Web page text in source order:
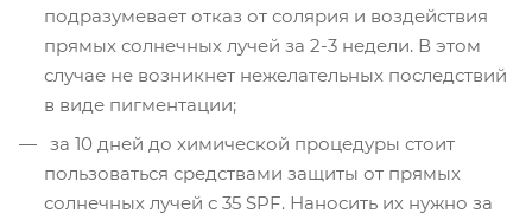
подразумевает отказ от солярия и воздействия
прямых солнечных лучей за 2-3 недели. В этом
случае не возникнет нежелательных последствий
в виде пигментации;
за 10 дней до химической процедуры стоит
пользоваться средствами защиты от прямых
солнечных лучей с 35 SPF. Наносить их нужно за